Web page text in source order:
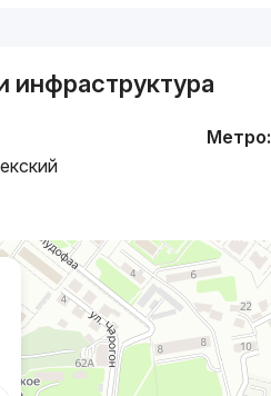
инфраструктура
Метро: